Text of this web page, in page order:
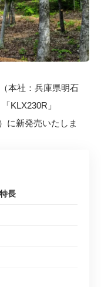
本社：兵庫県明石
KLX230R」
に新発売いたしま
長